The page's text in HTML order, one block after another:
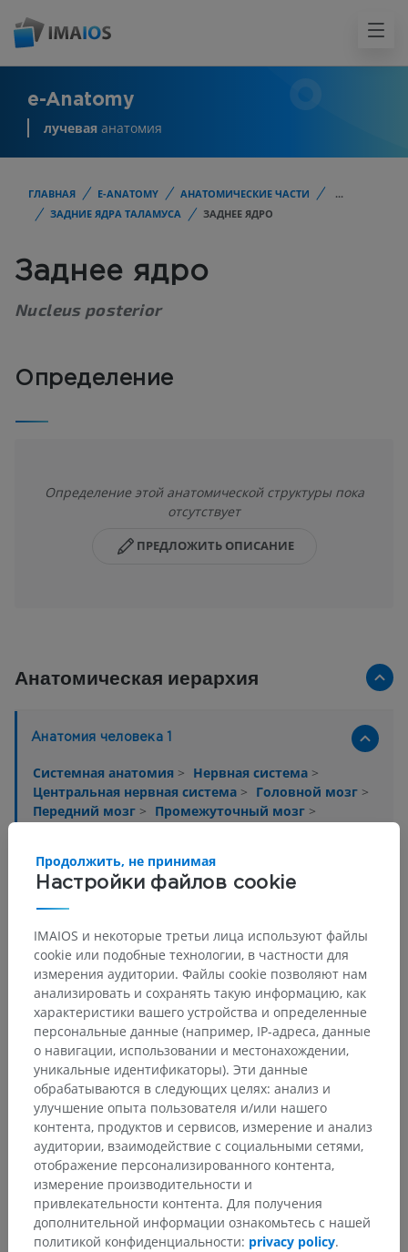
e-Anatomy
лучевая анатомия
ГЛАВНАЯ E-ANATOMY АНАТОМИЧЕСКИЕ ЧАСТИ
...
ЗАДНИЕ ЯДРА ТАЛАМУСА
ЗАДНЕЕ ЯДРО
Заднее ядро
Nucleus posterior
Определение
Определение этой анатомической структуры пока
отсутствует
ПРЕДЛОЖИТЬ ОПИСАНИЕ
Анатомическая иерархия
Анатомия человека 1
Системная анатомия > Нервная система >
Центральная нервная система > Головной мозг >
Передний мозг > Промежуточный мозг >
Основные структуры:Нет анатомических терминов,
относящихся к этой части тела
Переводы
Заметили ошибку?
Не стесняйтесь предложить поправку, свою версию
перевода или решение по улучшению контента.
Сообщить об ошибке
СКАЧАТЬ ПРИЛОЖЕНИЕ
Настройки файлов cookie
Продолжить, не принимая
IMAIOS и некоторые третьи лица используют файлы
cookie или подобные технологии, в частности для
измерения аудитории. Файлы cookie позволяют нам
анализировать и сохранять такую информацию, как
характеристики вашего устройства и определенные
персональные данные (например, IP-адреса, данные
о навигации, использовании и местонахождении,
уникальные идентификаторы). Эти данные
обрабатываются в следующих целях: анализ и
улучшение опыта пользователя и/или нашего
контента, продуктов и сервисов, измерение и анализ
аудитории, взаимодействие с социальными сетями,
отображение персонализированного контента,
измерение производительности и
привлекательности контента. Для получения
дополнительной информации ознакомьтесь с нашей
политикой конфиденциальности: privacy policy.